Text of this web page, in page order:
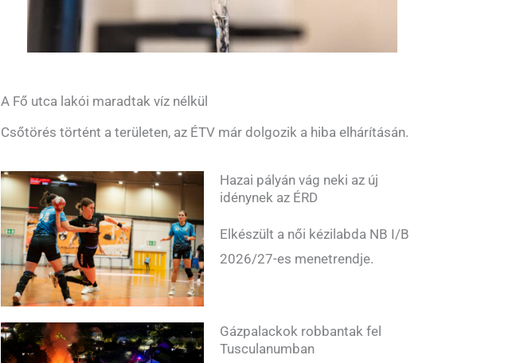
A Fő utca lakói maradtak víz nélkül
Csőtörés történt a területen, az ÉTV már dolgozik a hiba elhárításán.
Hazai pályán vág neki az új
idénynek az ÉRD
Elkészült a női kézilabda NB I/B
2026/27-es menetrendje.
Gázpalackok robbantak fel
Tusculanumban